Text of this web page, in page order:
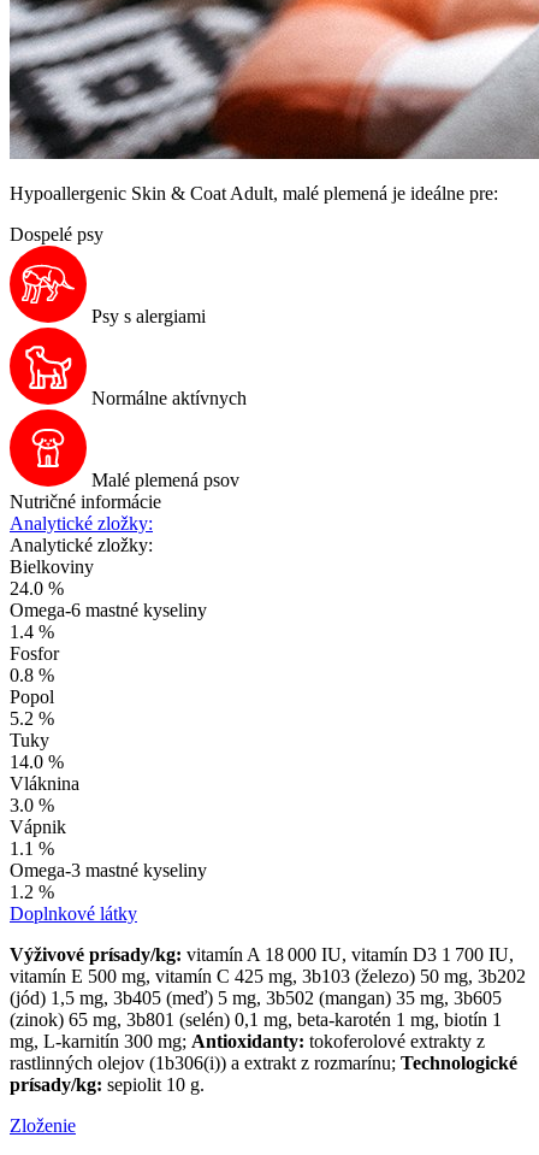
Hypoallergenic Skin & Coat Adult, malé plemená je ideálne pre:
Dospelé psy
Psy s alergiami
Normálne aktívnych
Malé plemená psov
Nutričné informácie
Analytické zložky:
Analytické zložky:
Bielkoviny
24.0 %
Omega-6 mastné kyseliny
1.4 %
Fosfor
0.8 %
Popol
5.2 %
Tuky
14.0 %
Vláknina
3.0 %
Vápnik
1.1 %
Omega-3 mastné kyseliny
1.2 %
Doplnkové látky
Výživové prísady/kg: vitamín A 18 000 IU, vitamín D3 1 700 IU,
vitamín E 500 mg, vitamín C 425 mg, 3b103 (železo) 50 mg, 3b202
(jód) 1,5 mg, 3b405 (meď) 5 mg, 3b502 (mangan) 35 mg, 3b605
(zinok) 65 mg, 3b801 (selén) 0,1 mg, beta-karotén 1 mg, biotín 1
mg, L-karnitín 300 mg; Antioxidanty: tokoferolové extrakty z
rastlinných olejov (1b306(i)) a extrakt z rozmarínu; Technologické
prísady/kg: sepiolit 10 g.
Zloženie